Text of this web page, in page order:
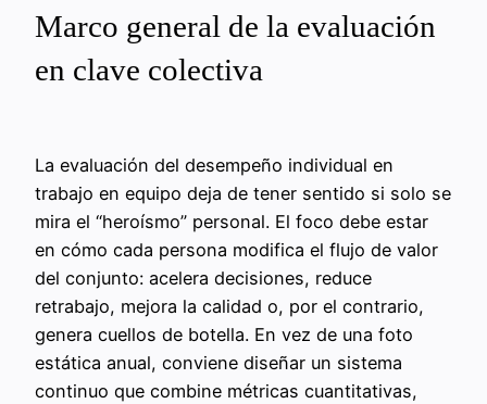
Marco general de la evaluación
en clave colectiva
La evaluación del desempeño individual en
trabajo en equipo deja de tener sentido si solo se
mira el “heroísmo” personal. El foco debe estar
en cómo cada persona modifica el flujo de valor
del conjunto: acelera decisiones, reduce
retrabajo, mejora la calidad o, por el contrario,
genera cuellos de botella. En vez de una foto
estática anual, conviene diseñar un sistema
continuo que combine métricas cuantitativas,